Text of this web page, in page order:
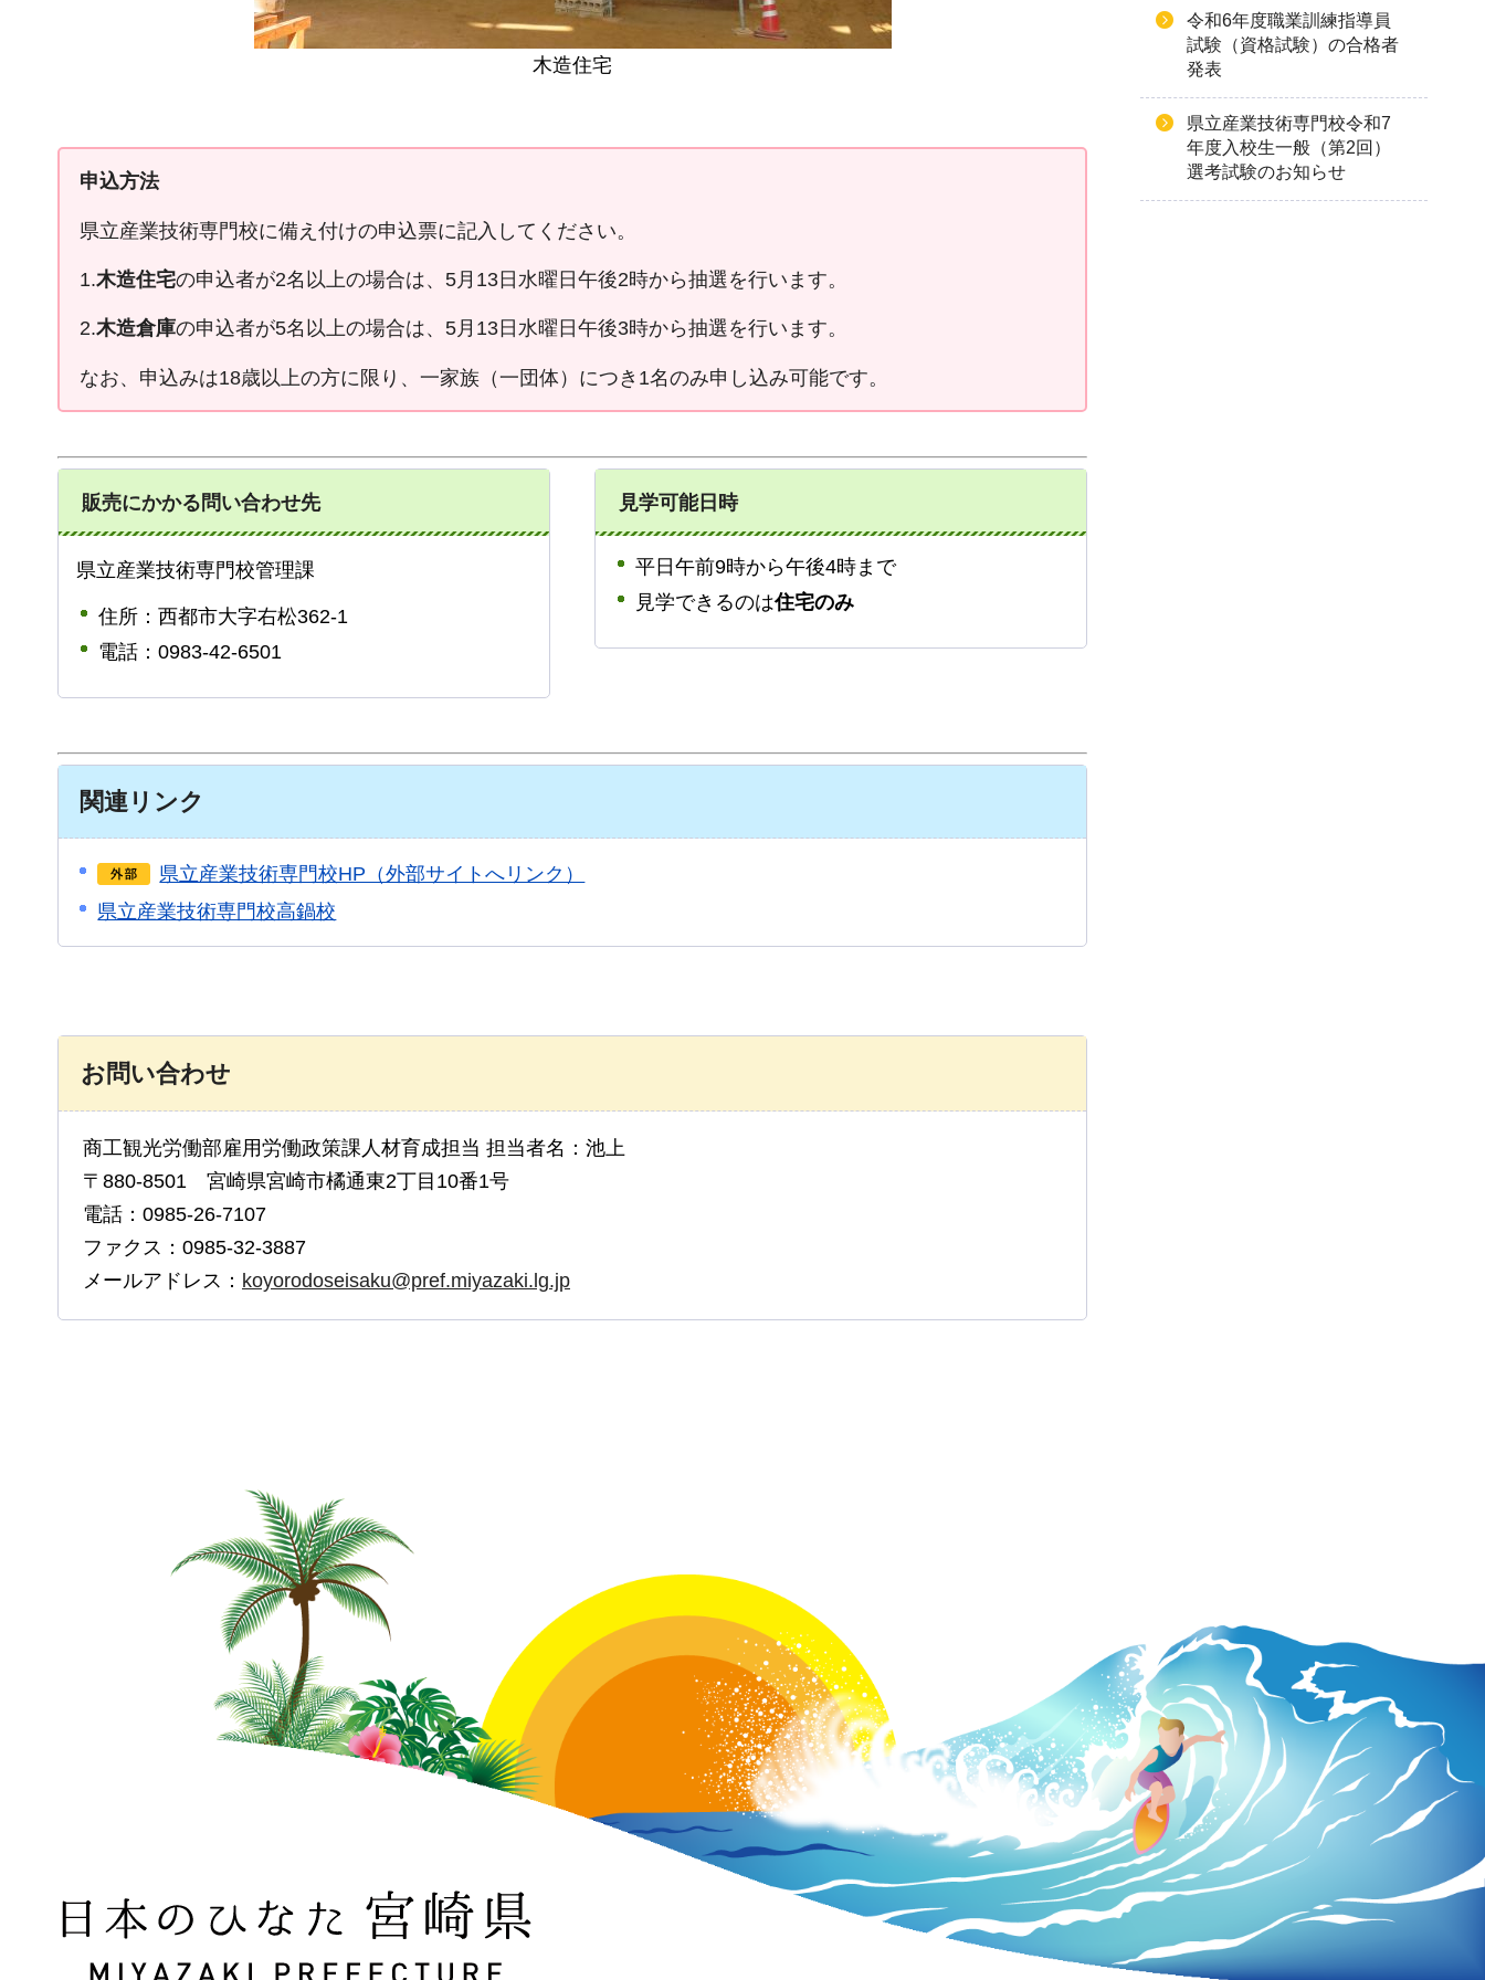
木造住宅
申込方法
県立産業技術専門校に備え付けの申込票に記入してください。
1.木造住宅の申込者が2名以上の場合は、5月13日水曜日午後2時から抽選を行います。
2.木造倉庫の申込者が5名以上の場合は、5月13日水曜日午後3時から抽選を行います。
なお、申込みは18歳以上の方に限り、一家族（一団体）につき1名のみ申し込み可能です。
販売にかかる問い合わせ先
県立産業技術専門校管理課
住所：西都市大字右松362-1
電話：0983-42-6501
見学可能日時
平日午前9時から午後4時まで
見学できるのは住宅のみ
関連リンク
県立産業技術専門校HP（外部サイトへリンク）
県立産業技術専門校高鍋校
お問い合わせ
商工観光労働部雇用労働政策課人材育成担当 担当者名：池上
〒880-8501 宮崎県宮崎市橘通東2丁目10番1号
電話：0985-26-7107
ファクス：0985-32-3887
メールアドレス： koyorodoseisaku@pref.miyazaki.lg.jp
令和6年度職業訓練指導員
試験（資格試験）の合格者
発表
県立産業技術専門校令和7
年度入校生一般（第2回）
選考試験のお知らせ
日本のひなた 宮崎県 MIYAZAKI PREFECTURE